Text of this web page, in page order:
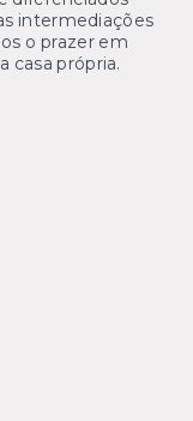
intermediações
o prazer em
casa própria.